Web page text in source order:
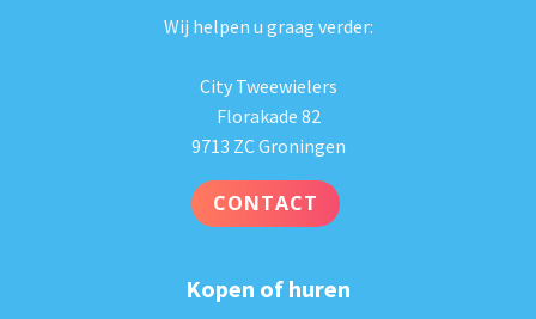
Wij helpen u graag verder:
City Tweewielers
Florakade 82
9713 ZC Groningen
CONTACT
Kopen of huren